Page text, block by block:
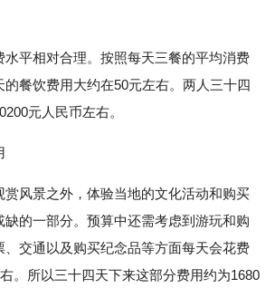
水平相对合理。按照每天三餐的平均消费
的餐饮费用大约在50元左右。两人三十四
元人民币左右。
赏风景之外，体验当地的文化活动和购买
的一部分。预算中还需考虑到游玩和购
、交通以及购买纪念品等方面每天会花费
。所以三十四天下来这部分费用约为1680